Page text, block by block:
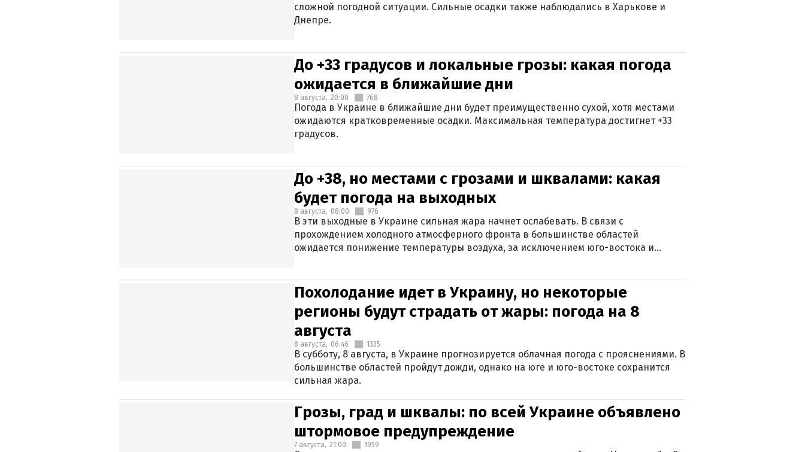
сложной погодной ситуации. Сильные осадки также наблюдались в Харькове и
Днепре.
До +33 градусов и локальные грозы: какая погода
ожидается в ближайшие дни
8 августа, 20:00 768
Погода в Украине в ближайшие дни будет преимущественно сухой, хотя местами
ожидаются кратковременные осадки. Максимальная температура достигнет +33
градусов.
До +38, но местами с грозами и шквалами: какая
будет погода на выходных
8 августа, 08:00 976
В эти выходные в Украине сильная жара начнет ослабевать. В связи с
прохождением холодного атмосферного фронта в большинстве областей
ожидается понижение температуры воздуха, за исключением юго-востока и
Похолодание идет в Украину, но некоторые
регионы будут страдать от жары: погода на 8
августа
8 августа, 06:46 1335
В субботу, 8 августа, в Украине прогнозируется облачная погода с прояснениями. В
большинстве областей пройдут дожди, однако на юге и юго-востоке сохранится
сильная жара.
Грозы, град и шквалы: по всей Украине объявлено
штормовое предупреждение
7 августа, 21:00 1959